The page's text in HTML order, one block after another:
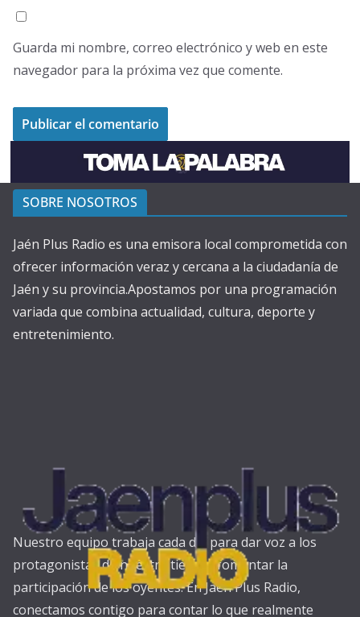
Guarda mi nombre, correo electrónico y web en este
navegador para la próxima vez que comente.
SOBRE NOSOTROS
Jaén Plus Radio es una emisora local comprometida con
ofrecer información veraz y cercana a la ciudadanía de
Jaén y su provincia.Apostamos por una programación
variada que combina actualidad, cultura, deporte y
entretenimiento.
Nuestro equipo trabaja cada día para dar voz a los
protagonistas de nuestra tierra y fomentar la
participación de los oyentes. En Jaén Plus Radio,
conectamos contigo para contar lo que realmente